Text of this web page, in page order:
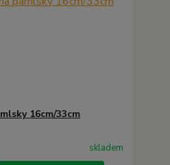
16cm/33cm
skladem